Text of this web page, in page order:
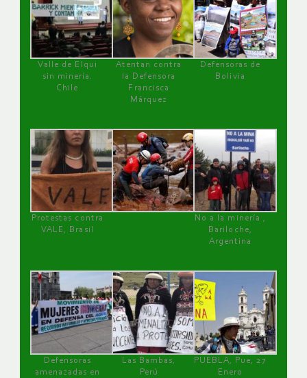
Valle de Elqui
sin minería.
Chile
Atentan contra
la Defensora
Francisca
Márquez
Defensoras de
Bolivia
Protestas contra
VALE, Brasil
No a la minería ,
Bariloche,
Argentina
Defensoras
amenazadas en
Las Bambas,
Perú
PUEBLA, Pue, 27
Enero